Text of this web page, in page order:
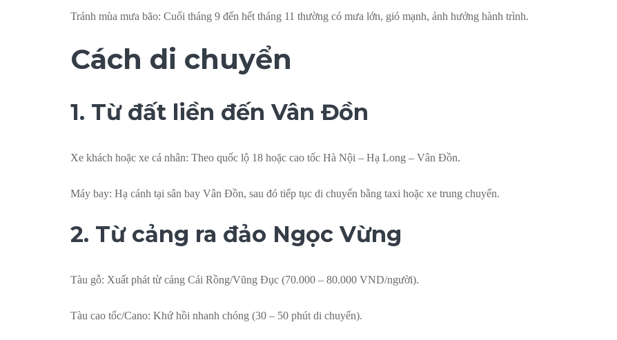
Tránh mùa mưa bão: Cuối tháng 9 đến hết tháng 11 thường có mưa lớn, gió mạnh, ảnh hưởng hành trình.
Cách di chuyển
1. Từ đất liền đến Vân Đồn
Xe khách hoặc xe cá nhân: Theo quốc lộ 18 hoặc cao tốc Hà Nội – Hạ Long – Vân Đồn.
Máy bay: Hạ cánh tại sân bay Vân Đồn, sau đó tiếp tục di chuyển bằng taxi hoặc xe trung chuyển.
2. Từ cảng ra đảo Ngọc Vừng
Tàu gỗ: Xuất phát từ cảng Cái Rồng/Vũng Đục (70.000 – 80.000 VND/người).
Tàu cao tốc/Cano: Khứ hồi nhanh chóng (30 – 50 phút di chuyển).